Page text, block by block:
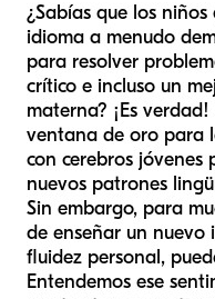
¿Sabías que los
idioma a menudo
para resolver
crítico e incluso un
materna? ¡Es
ventana de oro para
con cerebros
nuevos patrones
Sin embargo, para
de enseñar un nuevo
fluidez personal,
Entendemos ese